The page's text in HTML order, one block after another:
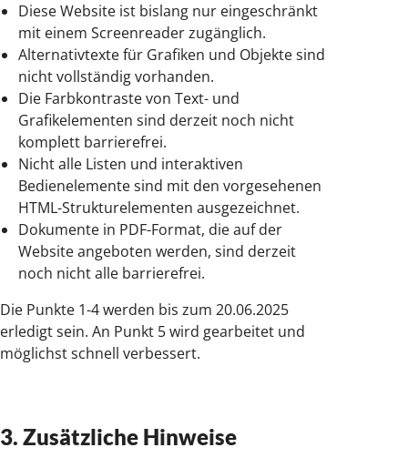
Diese Website ist bislang nur eingeschränkt
mit einem Screenreader zugänglich.
Alternativtexte für Grafiken und Objekte sind
nicht vollständig vorhanden.
Die Farbkontraste von Text- und
Grafikelementen sind derzeit noch nicht
komplett barrierefrei.
Nicht alle Listen und interaktiven
Bedienelemente sind mit den vorgesehenen
HTML-Strukturelementen ausgezeichnet.
Dokumente in PDF-Format, die auf der
Website angeboten werden, sind derzeit
noch nicht alle barrierefrei.
Die Punkte 1-4 werden bis zum 20.06.2025
erledigt sein. An Punkt 5 wird gearbeitet und
möglichst schnell verbessert.
3. Zusätzliche Hinweise